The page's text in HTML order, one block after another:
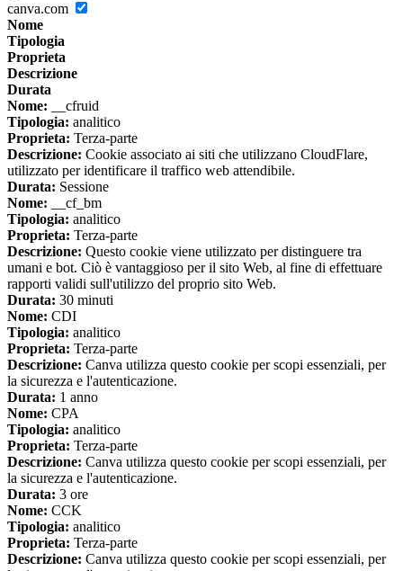
canva.com
Nome
Tipologia
Proprieta
Descrizione
Durata
Nome: __cfruid
Tipologia: analitico
Proprieta: Terza-parte
Descrizione: Cookie associato ai siti che utilizzano CloudFlare,
utilizzato per identificare il traffico web attendibile.
Durata: Sessione
Nome: __cf_bm
Tipologia: analitico
Proprieta: Terza-parte
Descrizione: Questo cookie viene utilizzato per distinguere tra
umani e bot. Ciò è vantaggioso per il sito Web, al fine di effettuare
rapporti validi sull'utilizzo del proprio sito Web.
Durata: 30 minuti
Nome: CDI
Tipologia: analitico
Proprieta: Terza-parte
Descrizione: Canva utilizza questo cookie per scopi essenziali, per
la sicurezza e l'autenticazione.
Durata: 1 anno
Nome: CPA
Tipologia: analitico
Proprieta: Terza-parte
Descrizione: Canva utilizza questo cookie per scopi essenziali, per
la sicurezza e l'autenticazione.
Durata: 3 ore
Nome: CCK
Tipologia: analitico
Proprieta: Terza-parte
Descrizione: Canva utilizza questo cookie per scopi essenziali, per